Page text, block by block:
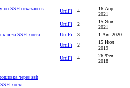
по SSH отказано в
UniFi 4
16 Апр
2021
UniFi 2
15 Янв
2021
ключа SSH хоста... UniFi 3
1 Авг 2020
UniFi 2
15 Июл
2019
UniFi 4
26 Фев
2018
через ssh
хоста